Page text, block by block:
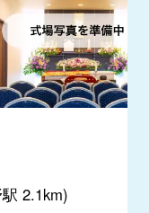
2.1km)